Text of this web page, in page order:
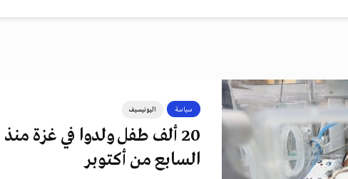
سياسة اليونيسيف
20 ألف طفل ولدوا في غزة منذ
السابع من أكتوبر